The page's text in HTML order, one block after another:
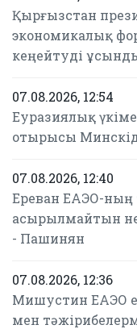
Қырғызстан
экономикалық
кеңейтуді
07.08.2026, 12:54
Еуразиялық
отырысы
07.08.2026, 12:40
Ереван ЕАЭО-ның
асырылмайтын
- Пашинян
07.08.2026, 12:36
Мишустин ЕАЭО
мен